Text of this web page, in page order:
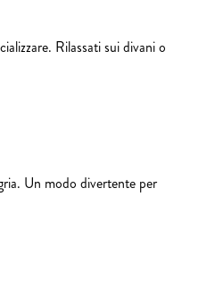
Rilassati sui divani o
Un modo divertente per